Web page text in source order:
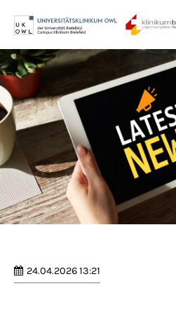
Login
Benutzername
Passwort
Anmelden
24.04.2026 13:21